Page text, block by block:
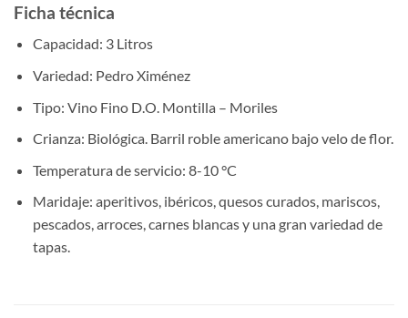
Ficha técnica
Capacidad: 3 Litros
Variedad: Pedro Ximénez
Tipo: Vino Fino D.O. Montilla – Moriles
Crianza: Biológica. Barril roble americano bajo velo de flor.
Temperatura de servicio: 8-10 °C
Maridaje: aperitivos, ibéricos, quesos curados, mariscos,
pescados, arroces, carnes blancas y una gran variedad de
tapas.